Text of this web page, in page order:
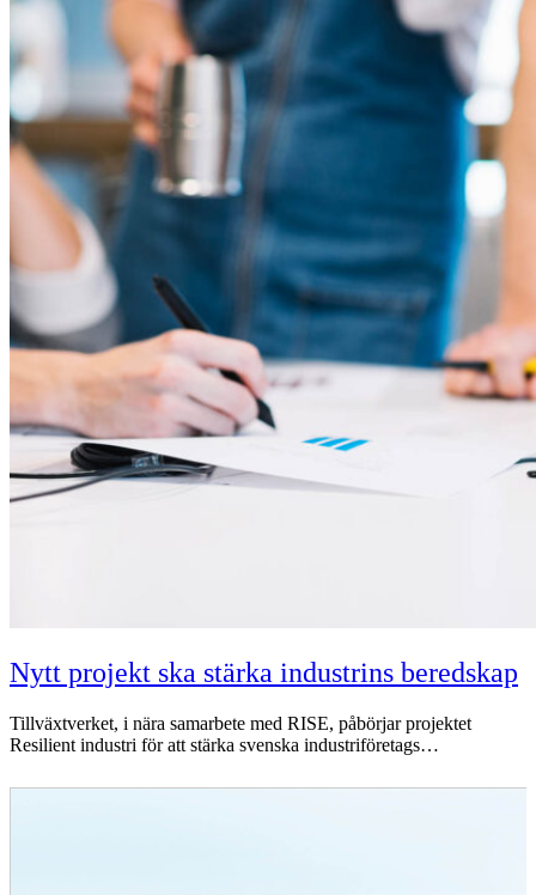
Nytt projekt ska stärka industrins beredskap
Tillväxtverket, i nära samarbete med RISE, påbörjar projektet
Resilient industri för att stärka svenska industriföretags…